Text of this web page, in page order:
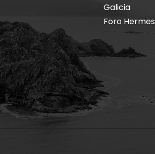
Galicia
Foro Hermes